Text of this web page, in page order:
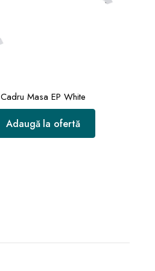
Cadru Masa EP White
Adaugă la ofertă